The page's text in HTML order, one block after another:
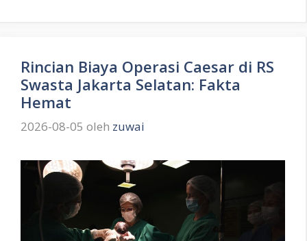
Rincian Biaya Operasi Caesar di RS
Swasta Jakarta Selatan: Fakta
Hemat
2026-08-05 oleh zuwai